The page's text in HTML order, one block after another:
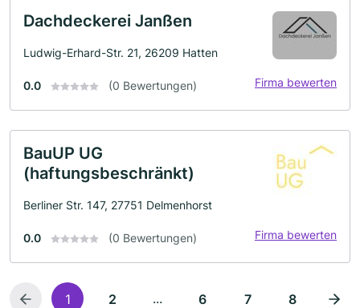
Dachdeckerei Janßen
Ludwig-Erhard-Str. 21, 26209 Hatten
0.0 (0 Bewertungen) Firma bewerten
BauUP UG
(haftungsbeschränkt)
Berliner Str. 147, 27751 Delmenhorst
0.0 (0 Bewertungen) Firma bewerten
1 2 ... 6 7 8